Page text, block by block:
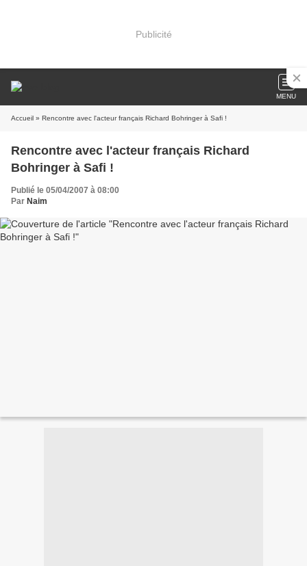
Publicité
MENU
Accueil » Rencontre avec l'acteur français Richard Bohringer à Safi !
Rencontre avec l'acteur français Richard
Bohringer à Safi !
Publié le 05/04/2007 à 08:00
Par Naim